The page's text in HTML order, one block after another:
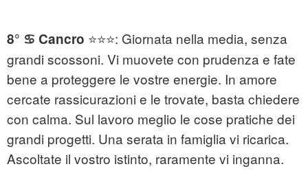
8° ♋ Cancro ⭐⭐⭐: Giornata nella media, senza
grandi scossoni. Vi muovete con prudenza e fate
bene a proteggere le vostre energie. In amore
cercate rassicurazioni e le trovate, basta chiedere
con calma. Sul lavoro meglio le cose pratiche dei
grandi progetti. Una serata in famiglia vi ricarica.
Ascoltate il vostro istinto, raramente vi inganna.